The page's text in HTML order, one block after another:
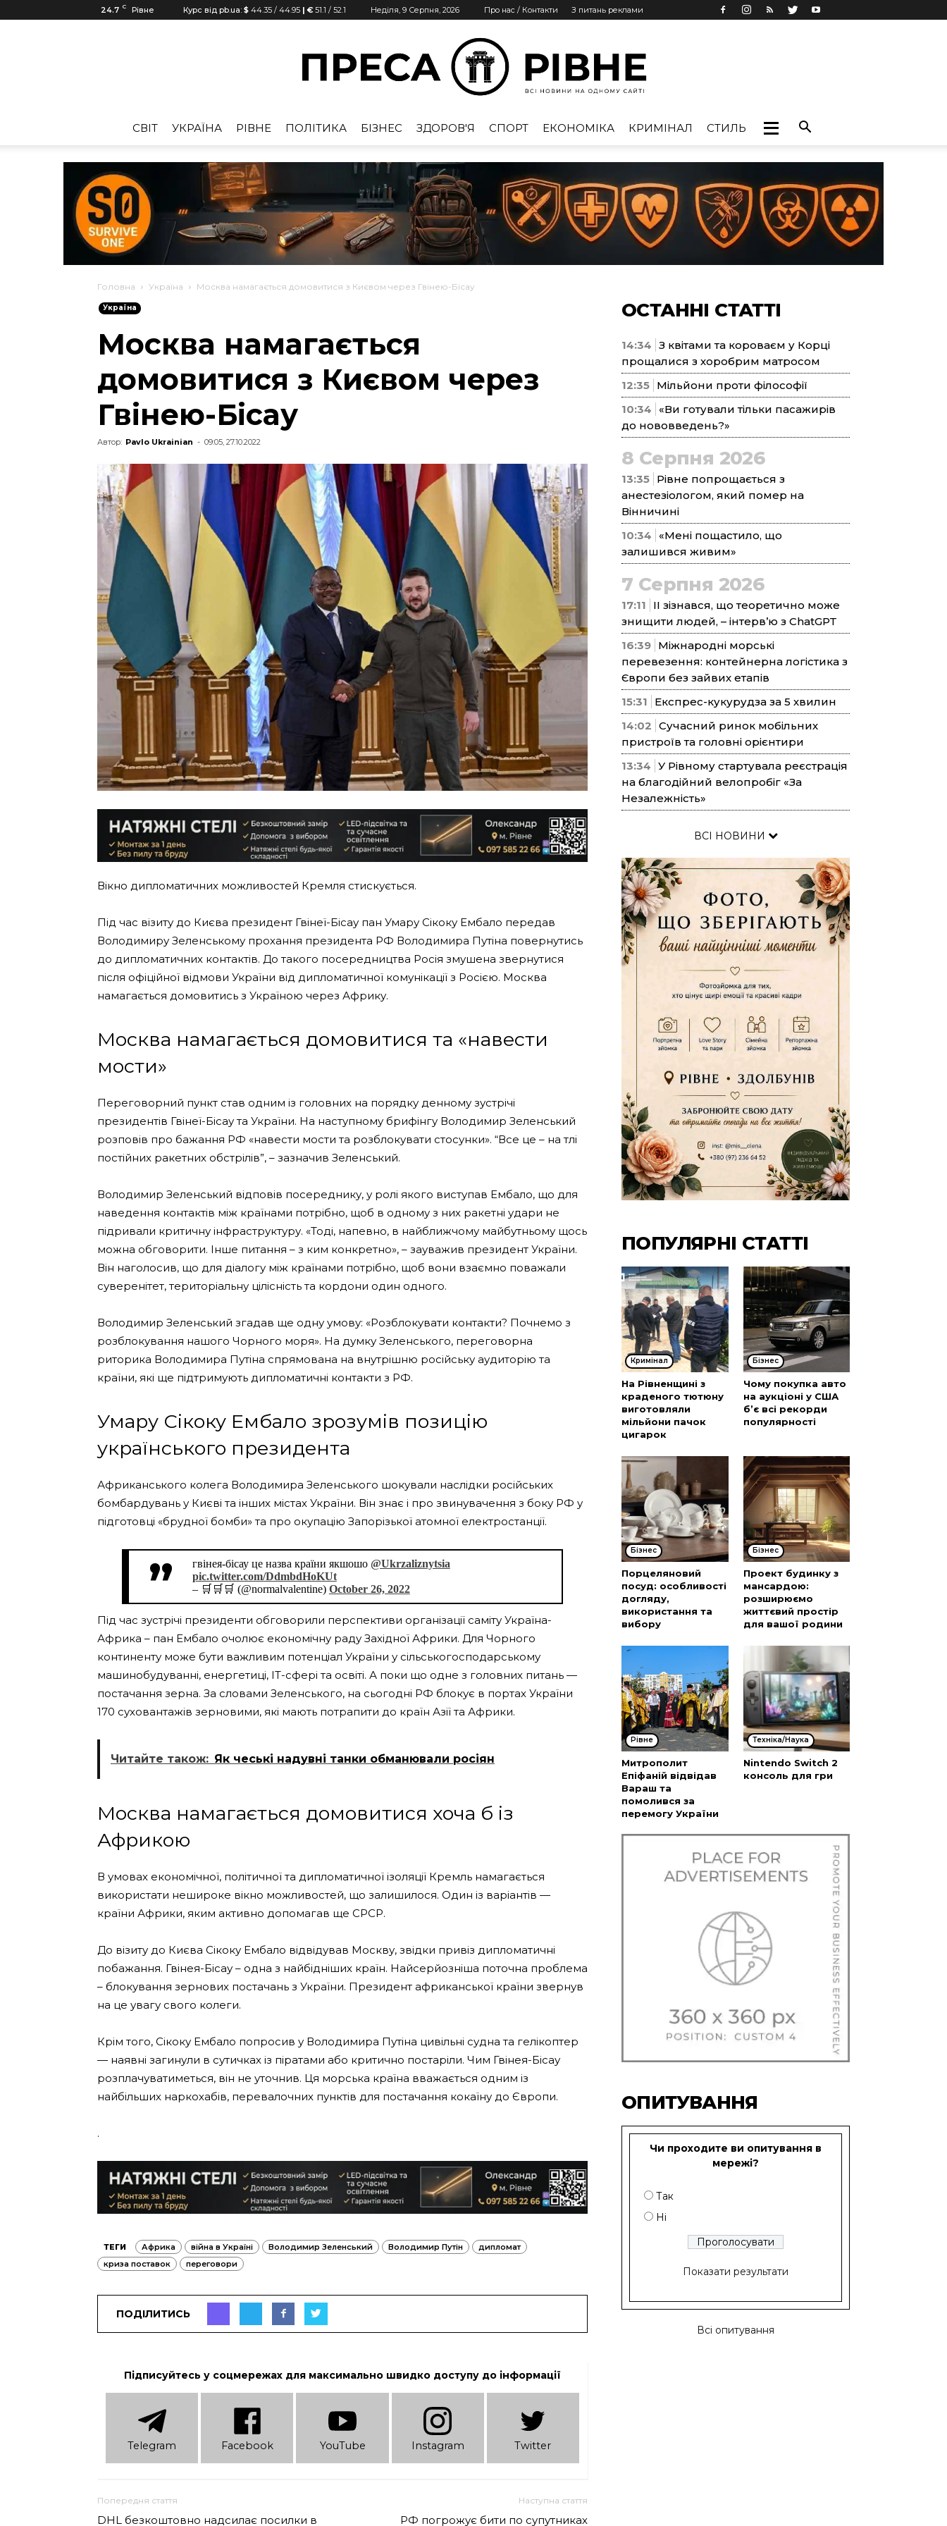
24.7 C Рівне Курс від pb.ua: $ 44.35 / 44.95 | € 51.1 / 52.1 Неділя, 9 Серпня, 2026 Про нас / Контакти З питань реклами
Рівне
CВІТ УКРАЇНА РІВНЕ ПОЛІТИКА БІЗНЕС ЗДОРОВ'Я СПОРТ ЕКОНОМІКА КРИМІНАЛ СТИЛЬ
Головна Україна Москва намагається домовитися з Києвом через Гвінею-Бісау
Україна
Москва намагається
домовитися з Києвом через
Гвінею-Бісау
Автор: Pavlo Ukrainian - 09:05, 27.10.2022
Вікно дипломатичних можливостей Кремля стискується.
Під час візиту до Києва президент Гвінеї-Бісау пан Умару Сікоку Ембало передав
Володимиру Зеленському прохання президента РФ Володимира Путіна повернутись
до дипломатичних контактів. До такого посередництва Росія змушена звернутися
після офіційної відмови України від дипломатичної комунікації з Росією. Москва
намагається домовитись з Україною через Африку.
Москва намагається домовитися та «навести
мости»
Переговорний пункт став одним із головних на порядку денному зустрічі
президентів Гвінеї-Бісау та України. На наступному брифінгу Володимир Зеленський
розповів про бажання РФ «навести мости та розблокувати стосунки». “Все це – на тлі
постійних ракетних обстрілів”, – зазначив Зеленський.
Володимир Зеленський відповів посереднику, у ролі якого виступав Ембало, що для
наведення контактів між країнами потрібно, щоб в одному з них ракетні удари не
підривали критичну інфраструктуру. «Тоді, напевно, в найближчому майбутньому щось
можна обговорити. Інше питання – з ким конкретно», – зауважив президент України.
Він наголосив, що для діалогу між країнами потрібно, щоб вони взаємно поважали
суверенітет, територіальну цілісність та кордони один одного.
Володимир Зеленський згадав ще одну умову: «Розблокувати контакти? Почнемо з
розблокування нашого Чорного моря». На думку Зеленського, переговорна
риторика Володимира Путіна спрямована на внутрішню російську аудиторію та
країни, які ще підтримують дипломатичні контакти з РФ.
Умару Сікоку Ембало зрозумів позицію
українського президента
Африканського колега Володимира Зеленського шокували наслідки російських
бомбардувань у Києві та інших містах України. Він знає і про звинувачення з боку РФ у
підготовці «брудної бомби» та про окупацію Запорізької атомної електростанції.
гвінея-бісау це назва країни якшошо @Ukrzaliznytsia
pic.twitter.com/DdmbdHoKUt
– 🛒🛒🛒 (@normalvalentine) October 26, 2022
Під час зустрічі президенти обговорили перспективи організації саміту Україна-
Африка – пан Ембало очолює економічну раду Західної Африки. Для Чорного
континенту може бути важливим потенціал України у сільськогосподарському
машинобудуванні, енергетиці, IT-сфері та освіті. А поки що одне з головних питань —
постачання зерна. За словами Зеленського, на сьогодні РФ блокує в портах України
170 суховантажів зерновими, які мають потрапити до країн Азії та Африки.
Читайте також: Як чеські надувні танки обманювали росіян
Москва намагається домовитися хоча б із
Африкою
В умовах економічної, політичної та дипломатичної ізоляції Кремль намагається
використати нешироке вікно можливостей, що залишилося. Один із варіантів —
країни Африки, яким активно допомагав ще СРСР.
До візиту до Києва Сікоку Ембало відвідував Москву, звідки привіз дипломатичні
побажання. Гвінея-Бісау – одна з найбідніших країн. Найсерйозніша поточна проблема
– блокування зернових постачань з України. Президент африканської країни звернув
на це увагу свого колеги.
Крім того, Сікоку Ембало попросив у Володимира Путіна цивільні судна та гелікоптер
— наявні загинули в сутичках із піратами або критично постаріли. Чим Гвінея-Бісау
розплачуватиметься, він не уточнив. Ця морська країна вважається одним із
найбільших наркохабів, перевалочних пунктів для постачання кокаїну до Європи.
.
ТЕГИ Африка війна в Україні Володимир Зеленський Володимир Путін
дипломат
криза поставок
переговори
ПОДІЛИТИСЬ
Підписуйтесь у соцмережах для максимально швидко доступу до інформації
Telеgram Facebook YouTube Instagram Twitter
Попередня стаття
DHL безкоштовно надсилає посилки в
Наступна стаття
РФ погрожує бити по супутниках
ОСТАННІ СТАТТІ
14:34 З квітами та короваєм у Корці
прощалися з хоробрим матросом
12:35 Мільйони проти філософії
10:34
«Ви готували тільки пасажирів
до нововведень?»
8 Серпня 2026
13:35 Рівне попрощається з
анестезіологом, який помер на
Вінничині
10:34
«Мені пощастило, що
залишився живим»
7 Серпня 2026
17:11
ІІ зізнався, що теоретично може
знищити людей, – інтерв’ю з ChatGPT
16:39 Міжнародні морські
перевезення: контейнерна логістика з
Європи без зайвих етапів
15:31
Експрес-кукурудза за 5 хвилин
14:02 Сучасний ринок мобільних
пристроїв та головні орієнтири
13:34 У Рівному стартувала реєстрація
на благодійний велопробіг «За
Незалежність»
ВСІ НОВИНИ
ПОПУЛЯРНІ СТАТТІ
Кримінал
На Рівненщині з
краденого тютюну
виготовляли
мільйони пачок
цигарок
Бізнес
Чому покупка авто
на аукціоні у США
б’є всі рекорди
популярності
Бізнес
Порцеляновий
посуд: особливості
догляду,
використання та
вибору
Бізнес
Проект будинку з
мансардою:
розширюємо
життєвий простір
для вашої родини
Рівне
Митрополит
Епіфаній відвідав
Вараш та
помолився за
перемогу України
Техніка/Наука
Nintendo Switch 2
консоль для гри
ОПИТУВАННЯ
Чи проходите ви опитування в
мережі?
Так
Ні
Показати результати
Всі опитування